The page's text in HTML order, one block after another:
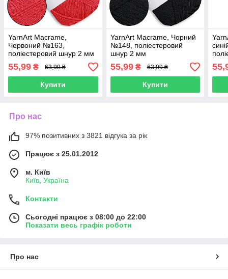
YarnArt Macrame,
Червоний №163,
поліестеровий шнур 2 мм
55,99 ₴ 63,99 ₴
Купити
YarnArt Macrame, Чорний
№148, поліестеровий
шнур 2 мм
55,99₴ 63,99 ₴
Купити
Про нас
97% позитивних з 3821 відгука за рік
Працює з 25.01.2012
м. Київ
Київ, Україна
Контакти
Сьогодні працює з 08:00 до 22:00
Показати весь графік роботи
Про нас